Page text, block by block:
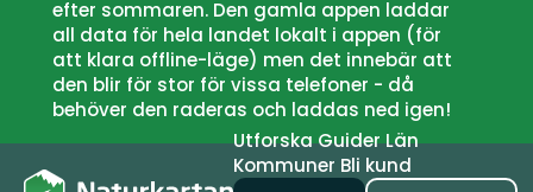
efter sommaren. Den gamla appen laddar
all data för hela landet lokalt i appen (för
att klara offline-läge) men det innebär att
den blir för stor för vissa telefoner - då
behöver den raderas och laddas ned igen!
UtforskaGuiderLän
Kommuner Bli kund